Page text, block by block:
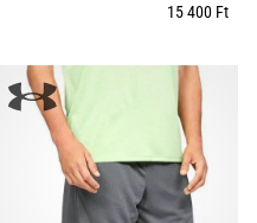
15 400 Ft